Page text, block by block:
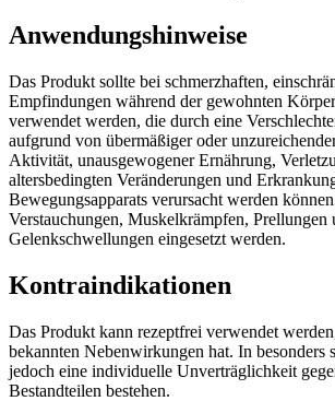
Anwendungshinweise
Das Produkt sollte bei schmerzhaften,
Empfindungen während der gewohnten
verwendet werden, die durch eine
aufgrund von übermäßiger oder
Aktivität, unausgewogener Ernährung,
altersbedingten Veränderungen und
Bewegungsapparats verursacht werden
Verstauchungen, Muskelkrämpfen, Prellungen
Gelenkschwellungen eingesetzt werden.
Kontraindikationen
Das Produkt kann rezeptfrei verwendet
bekannten Nebenwirkungen hat. In besonders
jedoch eine individuelle Unverträglichkeit
Bestandteilen bestehen.